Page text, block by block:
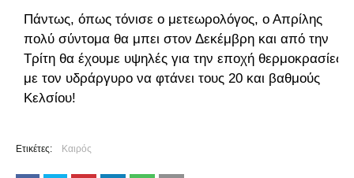
Πάντως, όπως τόνισε ο μετεωρολόγος, ο Απρίλης
πολύ σύντομα θα μπει στον Δεκέμβρη και από την
Τρίτη θα έχουμε υψηλές για την εποχή θερμοκρασίες
με τον υδράργυρο να φτάνει τους 20 και βαθμούς
Κελσίου!
Ετικέτες: Καιρός